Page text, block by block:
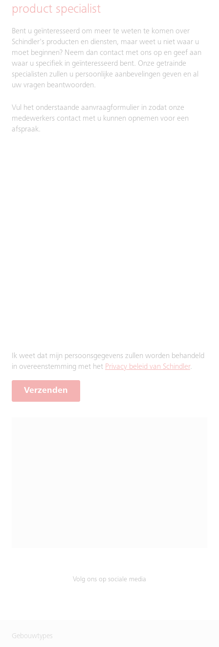
product specialist
Bent u geïnteresseerd om meer te weten te komen over
Schindler's producten en diensten, maar weet u niet waar u
moet beginnen? Neem dan contact met ons op en geef aan
waar u specifiek in geïnteresseerd bent. Onze getrainde
specialisten zullen u persoonlijke aanbevelingen geven en al
uw vragen beantwoorden.
Vul het onderstaande aanvraagformulier in zodat onze
medewerkers contact met u kunnen opnemen voor een
afspraak.
Ik weet dat mijn persoonsgegevens zullen worden behandeld
in overeenstemming met het Privacy beleid van Schindler.
Verzenden
Volg ons op sociale media
Gebouwtypes